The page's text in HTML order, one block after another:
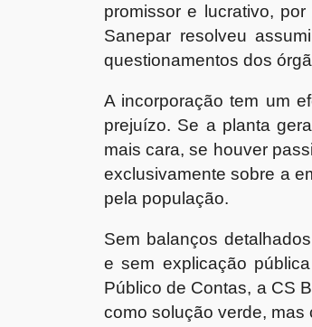
promissor e lucrativo,
Sanepar resolveu
questionamentos dos
A incorporação tem um
prejuízo. Se a planta
mais cara, se houver
exclusivamente sobre a
pela população.
Sem balanços
e sem explicação
Público de Contas, a CS
como solução verde,